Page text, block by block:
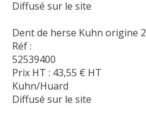
Diffusé sur le site
Dent de herse Kuhn origine
Réf :
52539400
Prix HT : 43,55 € HT
Kuhn/Huard
Diffusé sur le site